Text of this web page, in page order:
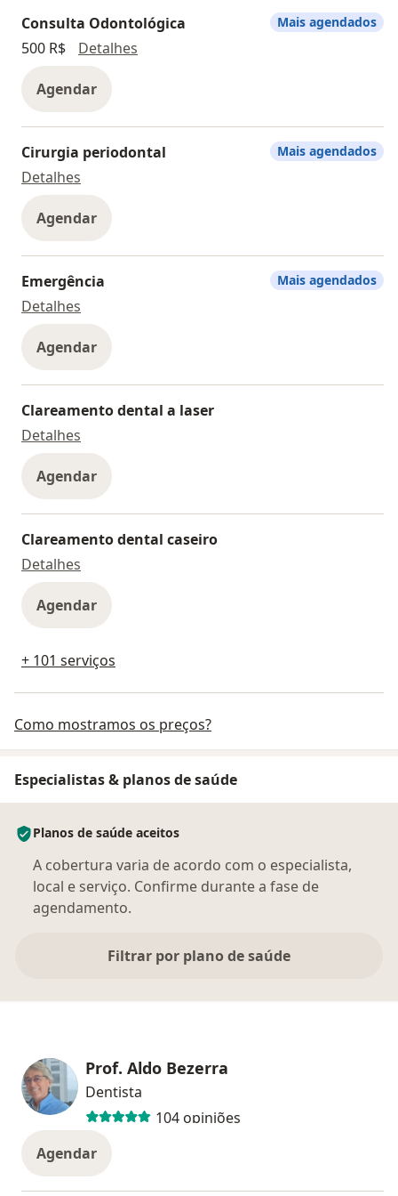
devolver saúde, autoestima e qualidade de vida.
Agende sua consulta e transforme seu sorriso com
Consulta Odontológica
500 R$
Detalhes
Agendar
Mais agendados
Cirurgia periodontal
Detalhes
Agendar
Mais agendados
Emergência
Detalhes
Agendar
Mais agendados
Clareamento dental a laser
Detalhes
Agendar
Clareamento dental caseiro
Detalhes
Agendar
+ 101 serviços
Como mostramos os preços?
Especialistas & planos de saúde
Planos de saúde aceitos
A cobertura varia de acordo com o especialista,
local e serviço. Confirme durante a fase de
agendamento.
Filtrar por plano de saúde
Prof. Aldo Bezerra
Dentista
104 opiniões
Agendar